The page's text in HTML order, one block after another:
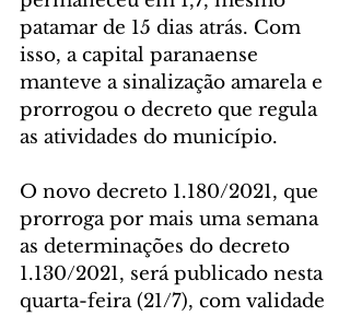
patamar de 15 dias atrás. Com
isso, a capital paranaense
manteve a sinalização amarela e
prorrogou o decreto que regula
as atividades do município.
O novo decreto 1.180/2021, que
prorroga por mais uma semana
as determinações do decreto
1.130/2021, será publicado nesta
quarta-feira (21/7), com validade